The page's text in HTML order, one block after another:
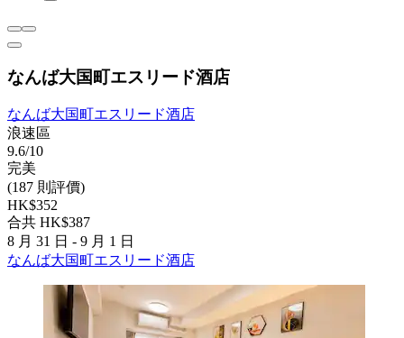
なんば大国町エスリード酒店
なんば大国町エスリード酒店
浪速區
9.6/10
完美
(187 則評價)
HK$352
合共 HK$387
8 月 31 日 - 9 月 1 日
なんば大国町エスリード酒店